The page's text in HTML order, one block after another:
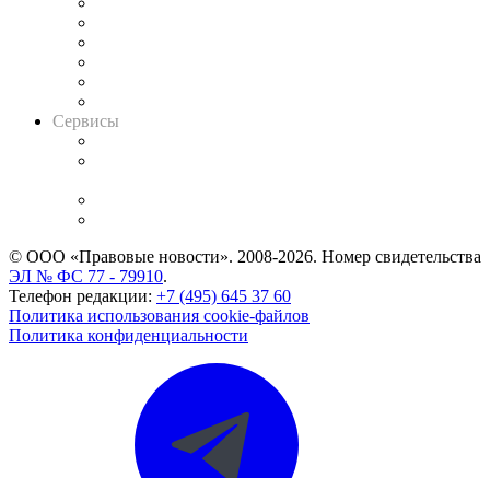
Сервисы
© ООО «Правовые новости». 2008-2026. Номер свидетельства
ЭЛ № ФС 77 - 79910.
Телефон редакции: +7 (495) 645 37 60
Политика использования cookie-файлов
Политика конфиденциальности